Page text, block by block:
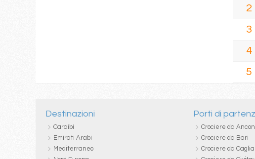
2
3
4
5
Destinazioni
Caraibi
Emirati Arabi
Mediterraneo
Porti di
Crociere da
Crociere da Bari
Crociere da